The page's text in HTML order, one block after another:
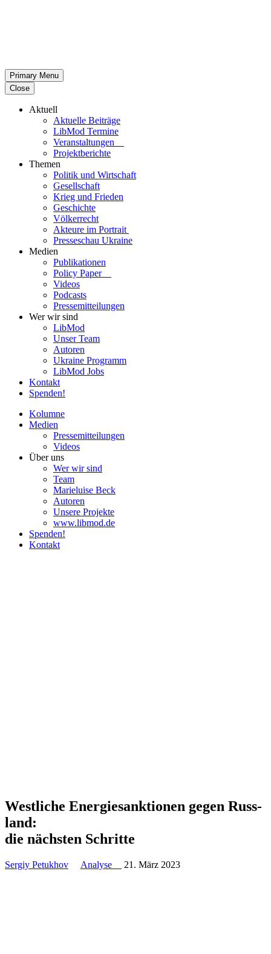
Primary Menu
Close
Aktuell
Aktu­elle Beiträge
LibMod Termine
Ver­an­stal­tun­gen
Pro­jekt­be­richte
Themen
Politik und Wirtschaft
Gesell­schaft
Krieg und Frieden
Geschichte
Völ­ker­recht
Akteure im Portrait
Pres­se­schau Ukraine
Medien
Publi­ka­tio­nen
Policy Paper
Videos
Pod­casts
Pres­se­mit­tei­lun­gen
Wer wir sind
LibMod
Unser Team
Autoren
Ukraine Pro­gramm
LibMod Jobs
Kontakt
Spenden!
Kolumne
Medien
Pres­se­mit­tei­lun­gen
Videos
Über uns
Wer wir sind
Team
Marie­luise Beck
Autoren
Unsere Pro­jekte
www.libmod.de
Spenden!
Kontakt
West­li­che Ener­gie­sank­tio­nen gegen Russ­
land:
die nächs­ten Schritte
Sergiy Petukhov Analyse 21. März 2023